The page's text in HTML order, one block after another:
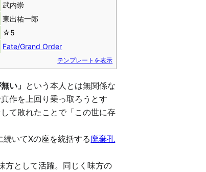
武内崇
東出祐一郎
☆5
Fate/Grand Order
テンプレートを表示
い」 という本人とは無関係な
作を上回り乗っ取ろうとす
て敗れたことで「この世に存
続いてⅩの座を統括する廃棄孔
方として活躍。同じく味方の